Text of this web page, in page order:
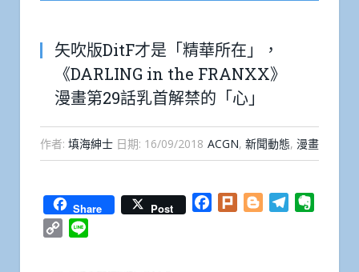
矢吹版DitF才是「精華所在」，
《DARLING in the FRANXX》
漫畫第29話乳首解禁的「心」
作者: 填海紳士 日期: 16/09/2018 ACGN, 新聞動態, 漫畫
Share Post Facebook
Plurk BloggerTelegram
Copy